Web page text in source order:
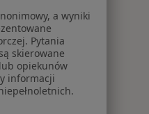
w pobliżu
a wyniki
Pytania
skierowane
opiekunów
informacji